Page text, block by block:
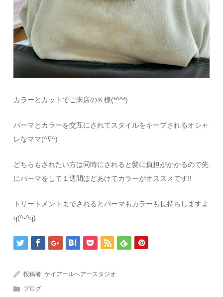
カラーとカットでご来店のＫ様(*^^*)
パーマとカラーを交互にされてスタイルをキープされるオシャ
レなママ(^∇^)
どちらもされたい方は同時にされると髪に負担がかかるので先
にパーマをして１週間ほどあけてカラーがオススメです!!
トリートメントまでされるとパーマもカラーも長持ちしますよ
q(^-^q)
投稿者:ケイアールヘアースタジオ
ブログ